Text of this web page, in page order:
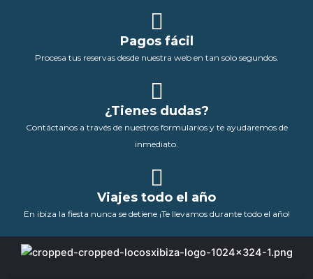
Pagos fácil
Procesa tus reservas desde nuestra web en tan solo segundos.
¿Tienes dudas?
Contáctanos a través de nuestros formularios y te ayudaremos de
inmediato.
Viajes todo el año
En ibiza la fiesta nunca se detiene ¡Te llevamos durante todo el año!